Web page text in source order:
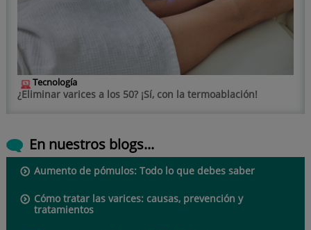
Tecnología
¿Eliminar varices a los 50? ¡Sí, con la termoablación!
En nuestros blogs...
Aumento de pómulos: Todo lo que debes saber
Cómo tratar las varices: causas, prevención y
tratamientos